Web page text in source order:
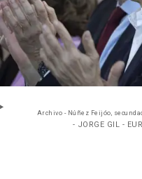
Archivo - Núñez Feijóo,
- JORGE GIL -